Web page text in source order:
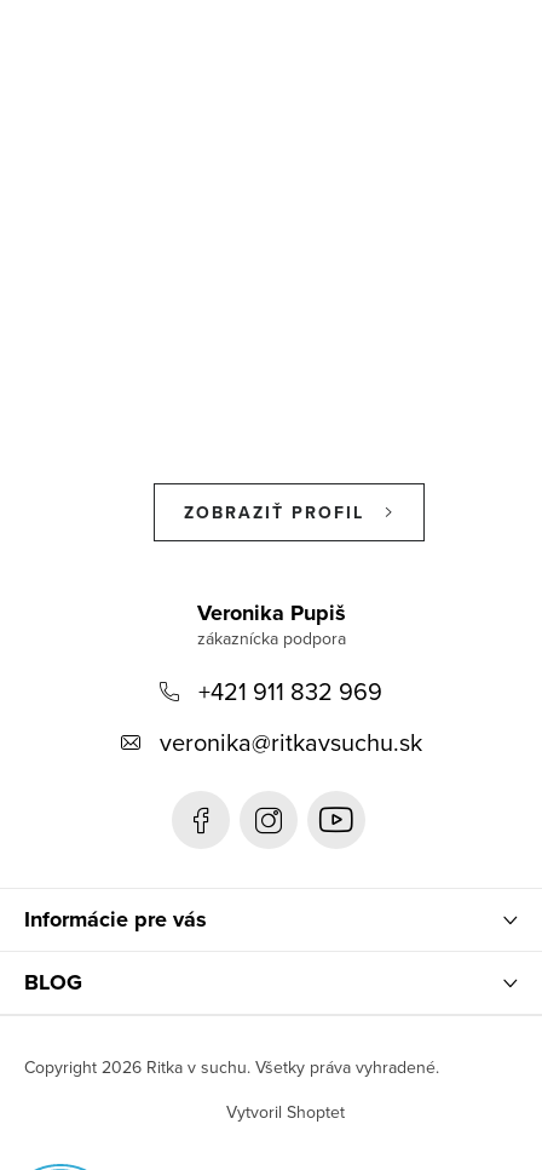
ZOBRAZIŤ PROFIL
Veronika Pupiš
+421 911 832 969
veronika@ritkavsuchu.sk
Informácie pre vás
BLOG
Vytvoril Shoptet
Copyright 2026 Ritka v suchu. Všetky práva vyhradené.